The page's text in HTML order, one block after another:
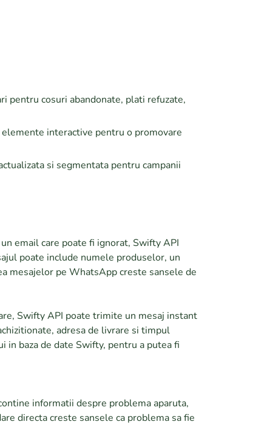
pentru cosuri abandonate, plati refuzate,
interactive pentru o promovare
si segmentata pentru campanii
email care poate fi ignorat, Swifty API
poate include numele produselor, un
mesajelor pe WhatsApp creste sansele de
Swifty API poate trimite un mesaj instant
adresa de livrare si timpul
baza de date Swifty, pentru a putea fi
informatii despre problema aparuta,
directa creste sansele ca problema sa fie